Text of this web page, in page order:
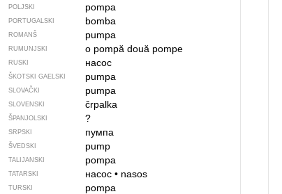
POLJSKI pompa
PORTUGALSKI bomba
ROMANŠ pumpa
RUMUNJSKI o pompă două pompe
RUSKI насос
ŠKOTSKI GAELSKI pumpa
SLOVAČKI pumpa
SLOVENSKI črpalka
ŠPANJOLSKI ?
SRPSKI пумпа
ŠVEDSKI pump
TALIJANSKI pompa
TATARSKI насос • nasos
TURSKI pompa